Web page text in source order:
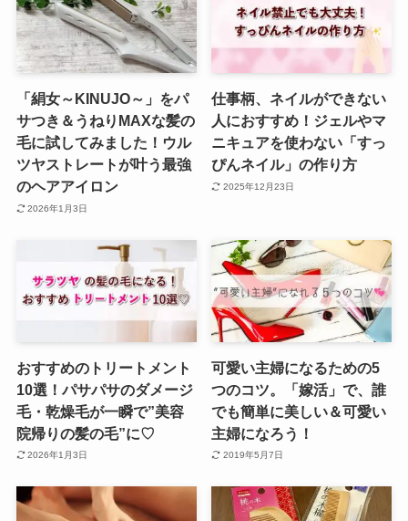
「絹女～KINUJO～」をパ
サつき＆うねりMAXな髪の
毛に試してみました！ウル
ツヤストレートが叶う最強
のヘアアイロン
2026年1月3日
仕事柄、ネイルができない
人におすすめ！ジェルやマ
ニキュアを使わない「すっ
ぴんネイル」の作り方
2025年12月23日
おすすめのトリートメント
10選！パサパサのダメージ
毛・乾燥毛が一瞬で”美容
院帰りの髪の毛”に♡
2026年1月3日
可愛い主婦になるための5
つのコツ。「嫁活」で、誰
でも簡単に美しい＆可愛い
主婦になろう！
2019年5月7日